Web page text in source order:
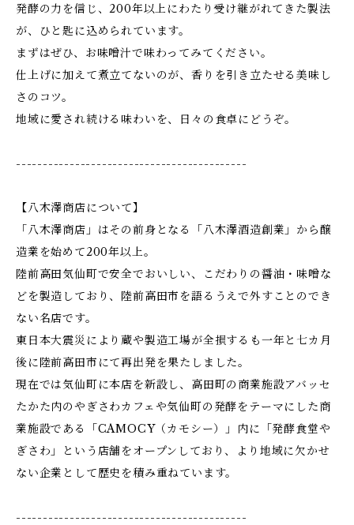
発酵の力を信じ、200年以上にわたり受け継がれてきた製法
が、ひと匙に込められています。
まずはぜひ、お味噌汁で味わってみてください。
仕上げに加えて煮立てないのが、香りを引き立たせる美味し
さのコツ。
地域に愛され続ける味わいを、日々の食卓にどうぞ。
-------------------------------------------
【八木澤商店について】
「八木澤商店」はその前身となる「八木澤酒造創業」から醸
造業を始めて200年以上。
陸前高田気仙町で安全でおいしい、こだわりの醤油・味噌な
どを製造しており、陸前高田市を語るうえで外すことのでき
ない名店です。
東日本大震災により蔵や製造工場が全損するも一年と七カ月
後に陸前高田市にて再出発を果たしました。
現在では気仙町に本店を新設し、高田町の商業施設アバッセ
たかた内のやぎさわカフェや気仙町の発酵をテーマにした商
業施設である「CAMOCY（カモシー）」内に「発酵食堂や
ぎさわ」という店舗をオープンしており、より地域に欠かせ
ない企業として歴史を積み重ねています。
-------------------------------------------